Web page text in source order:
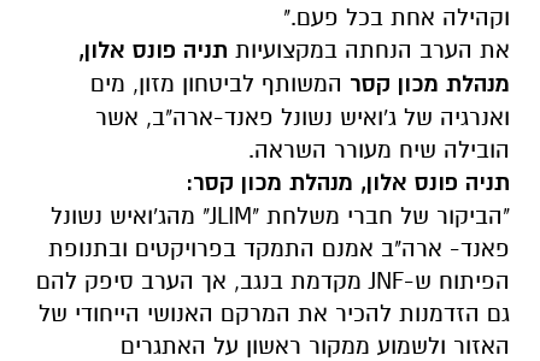
וקהילה אחת בכל פעם."
את הערב הנחתה במקצועיות תניה פונס אלון,
מנהלת מכון קסר המשותף לביטחון מזון, מים
ואנרגיה של ג'ואיש נשונל פאנד-ארה"ב, אשר
הובילה שיח מעורר השראה.
תניה פונס אלון, מנהלת מכון קסר:
"הביקור של חברי משלחת "JLIM" מהג'ואיש נשונל
פאנד- ארה"ב אמנם התמקד בפרויקטים ובתנופת
הפיתוח ש-JNF מקדמת בנגב, אך הערב סיפק להם
גם הזדמנות להכיר את המרקם האנושי הייחודי של
האזור ולשמוע ממקור ראשון על האתגרים